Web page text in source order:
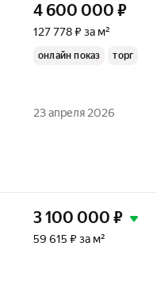
4 600 000 ₽
127 778 ₽ за м²
онлайн показ торг
23 апреля 2026
3 100 000 ₽
59 615 ₽ за м²